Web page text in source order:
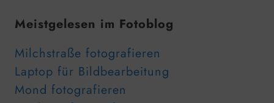
Meistgelesen im Fotoblog
Milchstraße fotografieren
Laptop für Bildbearbeitung
Mond fotografieren